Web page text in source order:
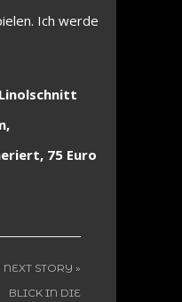
Ich werde
75 Euro
NEXT STORY »
BLICK IN DIE